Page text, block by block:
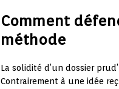
Comment
méthode
La solidité d’un dossier
Contrairement à une idée